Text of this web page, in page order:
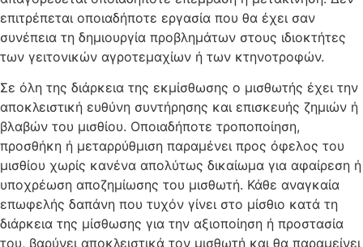
επιτρέπεται οποιαδήποτε εργασία που θα έχει σαν
συνέπεια τη δημιουργία προβλημάτων στους ιδιοκτήτες
των γειτονικών αγροτεμαχίων ή των κτηνοτροφών.
Σε όλη της διάρκεια της εκμίσθωσης ο μισθωτής έχει την
αποκλειστική ευθύνη συντήρησης και επισκευής ζημιών ή
βλαβών του μισθίου. Οποιαδήποτε τροποποίηση,
προσθήκη ή μεταρρύθμιση παραμένει προς όφελος του
μισθίου χωρίς κανένα απολύτως δικαίωμα για αφαίρεση ή
υποχρέωση αποζημίωσης του μισθωτή. Κάθε αναγκαία
επωφελής δαπάνη που τυχόν γίνει στο μίσθιο κατά τη
διάρκεια της μίσθωσης για την αξιοποίηση ή προστασία
του, βαρύνει αποκλειστικά τον μισθωτή και θα παραμείνει